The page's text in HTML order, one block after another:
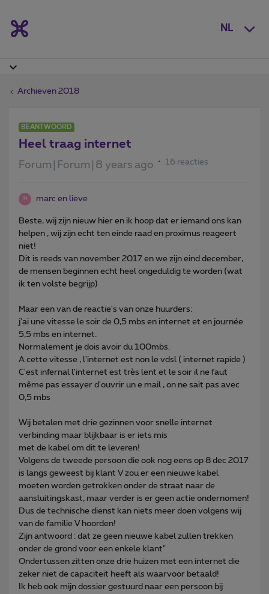
NL
Archieven 2018
BEANTWOORD
Heel traag internet
Forum|Forum|8 years ago 16 reacties
M marc en lieve
Beste, wij zijn nieuw hier en ik hoop dat er iemand ons kan
helpen , wij zijn echt ten einde raad en proximus reageert
niet!
Dit is reeds van november 2017 en we zijn eind december,
de mensen beginnen echt heel ongeduldig te worden (wat
ik ten volste begrijp)
Maar een van de reactie's van onze huurders:
j'ai une vitesse le soir de 0,5 mbs en internet et en journée
5,5 mbs en internet.
Normalement je dois avoir du 100mbs.
A cette vitesse , l'internet est non le vdsl ( internet rapide )
C'est infernal l'internet est très lent et le soir il ne faut
même pas essayer d'ouvrir un e mail , on ne sait pas avec
0,5 mbs
Wij betalen met drie gezinnen voor snelle internet
verbinding maar blijkbaar is er iets mis
met de kabel om dit te leveren!
Volgens de tweede persoon die ook nog eens op 8 dec 2017
is langs geweest bij klant V zou er een nieuwe kabel
moeten worden getrokken onder de straat naar de
aansluitingskast, maar verder is er geen actie ondernomen!
Dus de technische dienst kan niets meer doen volgens wij
van de familie V hoorden!
Zijn antwoord : dat ze geen nieuwe kabel zullen trekken
onder de grond voor een enkele klant"
Ondertussen zitten onze drie huizen met een internet die
zeker niet de capaciteit heeft als waarvoor betaald!
Ik heb ook mijn dossier gestuurd naar een persoon bij